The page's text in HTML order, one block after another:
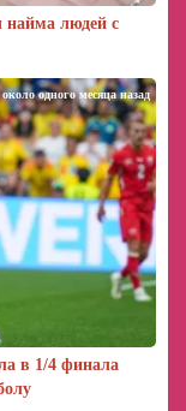
найма людей с
в 1/4 финала
около одного месяца назад